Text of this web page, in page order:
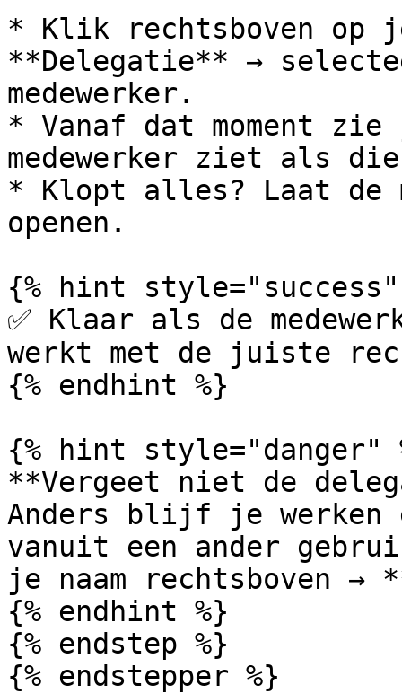
* Klik rechtsboven op
**Delegatie** →
medewerker.
* Vanaf dat moment
medewerker ziet als
* Klopt alles? Laat de
openen.
{% hint style="success"
✅ Klaar als de
werkt met de juiste
{% endhint %}
{% hint style="danger"
**Vergeet niet de
Anders blijf je werken
vanuit een ander
je naam rechtsboven →
{% endhint %}
{% endstep %}
{% endstepper %}